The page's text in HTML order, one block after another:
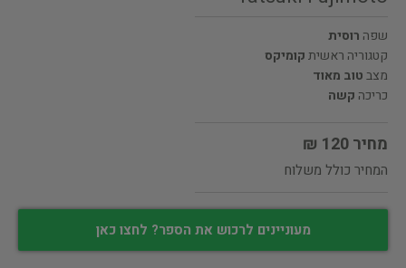
שפה רוסית
קטגוריה ראשיתקומיקס
מצבטוב מאוד
כריכה קשה
מחיר 120 ₪
המחיר כולל משלוח
מעוניינים לרכוש את הספר? לחצו כאן